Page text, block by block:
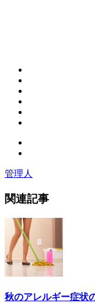
管理人
関連記事
秋のアレルギー症状